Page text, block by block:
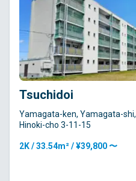
Tsuchidoi
Yamagata-ken, Yamagata-shi,
Hinoki-cho 3-11-15
2K / 33.54m² / ¥39,800 〜